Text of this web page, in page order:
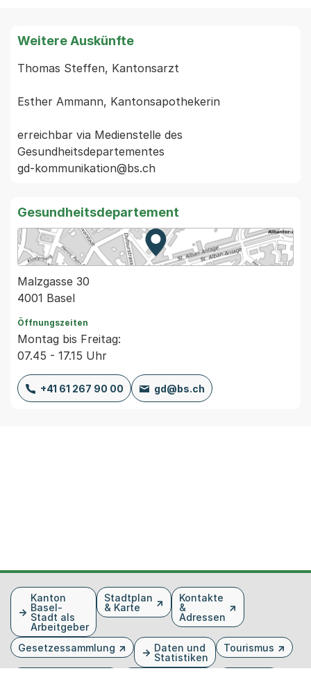
Weitere Auskünfte
Thomas Steffen, Kantonsarzt
Esther Ammann, Kantonsapothekerin
erreichbar via Medienstelle des
Gesundheitsdepartementes
Gesundheitsdepartement
Zur Karte von MapBS.
Externer Link, wird in einem
Malzgasse 30
4001 Basel
Öffnungszeiten
Montag bis Freitag:
07.45 - 17.15 Uhr
+41 61 267 90 00 gd@bs.ch
FusszeileKanton
Basel-
Stadt als
Arbeitgeber
Stadtplan
& Karte
Kontakte
&
Adressen
Gesetzessammlung
Daten und
Statistiken
Tourismus